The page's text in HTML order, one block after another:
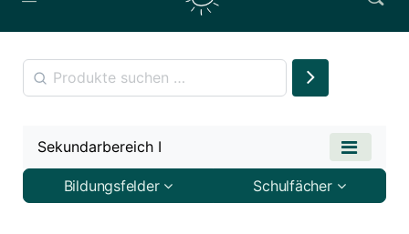
Sekundarbereich I
Bildungsfelder Schulfächer